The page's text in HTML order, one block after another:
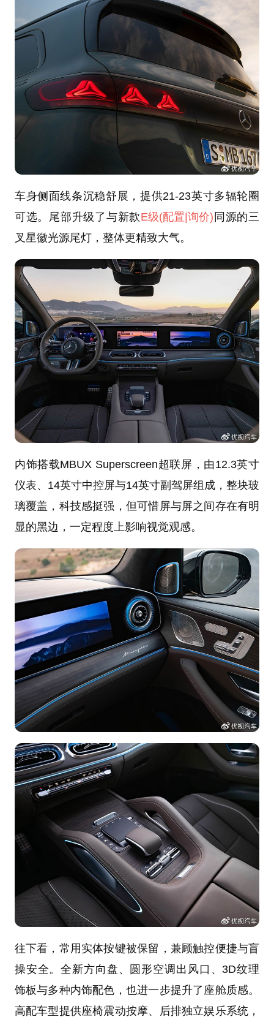
车身侧面线条沉稳舒展，提供21-23英寸多辐轮圈
可选。尾部升级了与新款E级(配置 |询价) 同源的三
叉星徽光源尾灯，整体更精致大气。
内饰搭载MBUX Superscreen超联屏，由12.3英寸
仪表、14英寸中控屏与14英寸副驾屏组成，整块玻
璃覆盖，科技感挺强，但可惜屏与屏之间存在有明
显的黑边，一定程度上影响视觉观感。
往下看，常用实体按键被保留，兼顾触控便捷与盲
操安全。全新方向盘、圆形空调出风口、3D纹理
饰板与多种内饰配色，也进一步提升了座舱质感。
高配车型提供座椅震动按摩、后排独立娱乐系统，